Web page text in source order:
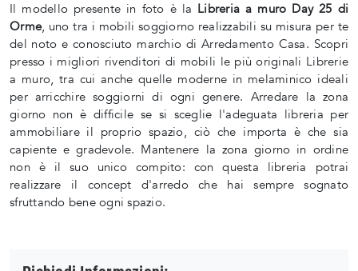
Il modello presente in foto è la Libreria a muro Day 25 di
Orme, uno tra i mobili soggiorno realizzabili su misura per te
del noto e conosciuto marchio di Arredamento Casa. Scopri
presso i migliori rivenditori di mobili le più originali Librerie
a muro, tra cui anche quelle moderne in melaminico ideali
per arricchire soggiorni di ogni genere. Arredare la zona
giorno non è difficile se si sceglie l'adeguata libreria per
ammobiliare il proprio spazio, ciò che importa è che sia
capiente e gradevole. Mantenere la zona giorno in ordine
non è il suo unico compito: con questa libreria potrai
realizzare il concept d'arredo che hai sempre sognato
sfruttando bene ogni spazio.